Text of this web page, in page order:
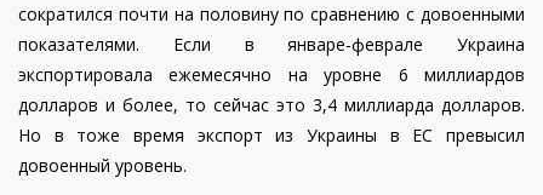
сократился почти на половину по сравнению с довоенными
показателями. Если в январе-феврале Украина
экспортировала ежемесячно на уровне 6 миллиардов
долларов и более, то сейчас это 3,4 миллиарда долларов.
Но в тоже время экспорт из Украины в ЕС превысил
довоенный уровень.